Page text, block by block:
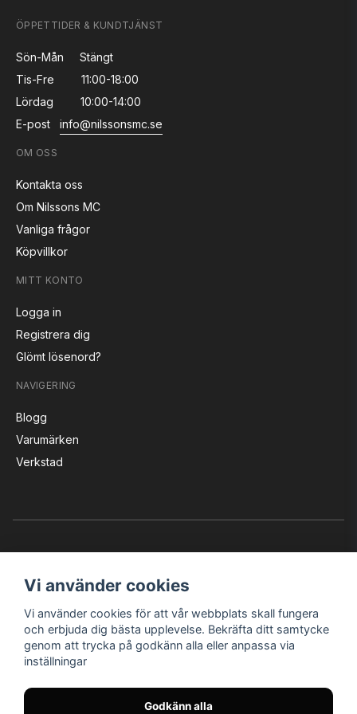
ÖPPETTIDER & KUNDTJÄNST
Sön-Mån
Stängt
Tis-Fre
11:00-18:00
Lördag
10:00-14:00
E-post
info@nilssonsmc.se
OM OSS
Kontakta oss
Om Nilssons MC
Vanliga frågor
Köpvillkor
MITT KONTO
Logga in
Registrera dig
Glömt lösenord?
NAVIGERING
Blogg
Varumärken
Verkstad
© Nilssons MC - Allt för dig & din MC
Instagram Facebook YouTube
Vi använder cookies
Vi använder cookies för att vår webbplats skall fungera
och erbjuda dig bästa upplevelse. Bekräfta ditt samtycke
genom att trycka på godkänn alla eller anpassa via
inställningar
Godkänn alla